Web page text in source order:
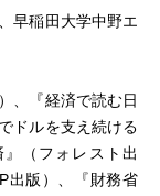
早稲田大学中野エ
、『経済で読む日
ドルを支え続ける
（フォレスト出
出版）、『財務省